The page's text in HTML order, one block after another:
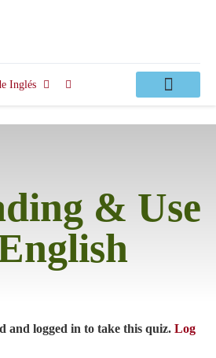
Inglés
& Use
and logged in to take this quiz. Log